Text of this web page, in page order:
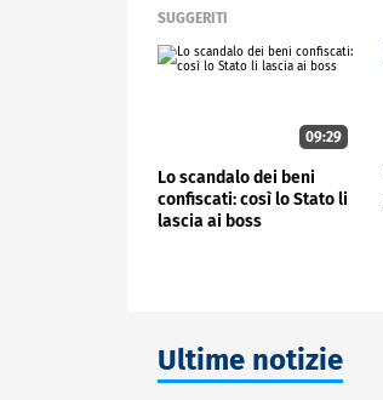
SUGGERITI
09:29
Lo scandalo dei beni
confiscati: così lo Stato li
lascia ai boss
Ultime notizie